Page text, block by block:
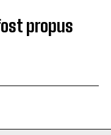
propus